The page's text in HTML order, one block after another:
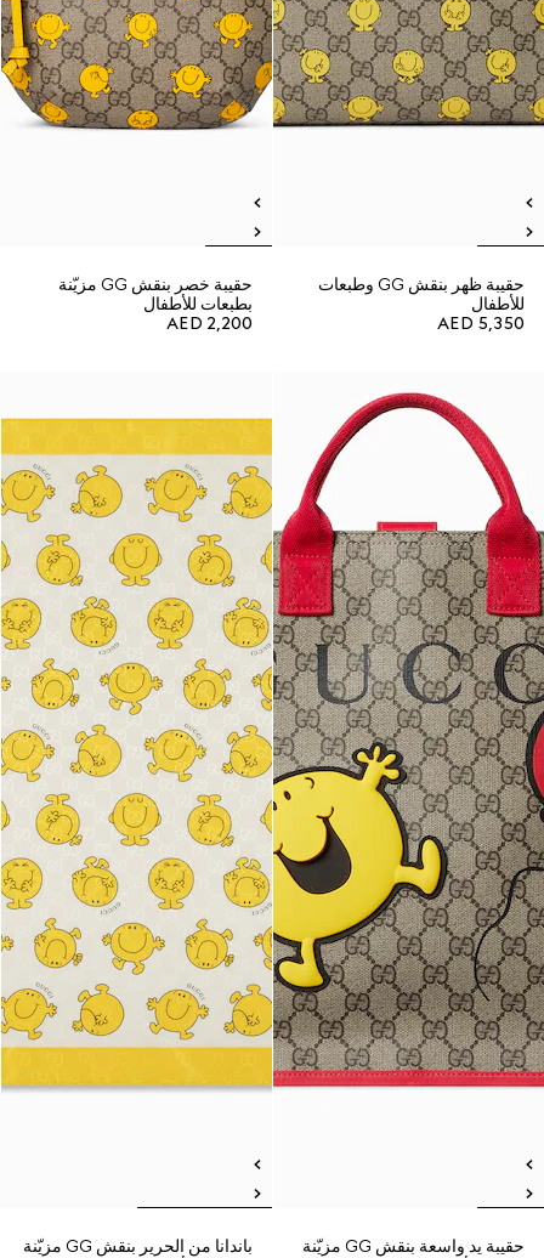
حقيبة ظهر بنقش GG وطبعات
للأطفال
AED 5,350
حقيبة خصر بنقش GG مزيّنة
بطبعات للأطفال
AED 2,200
حقيبة يد واسعة بنقش GG مزيّنة
باندانا من الحرير بنقش GG مزيّنة